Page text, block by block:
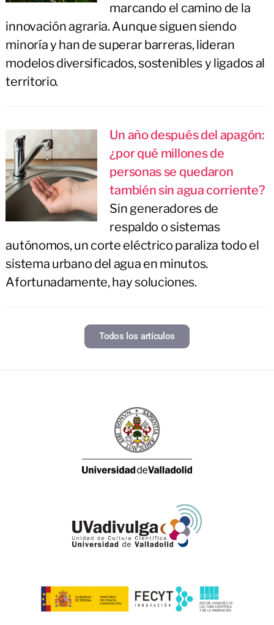
marcando el camino de la
innovación agraria. Aunque siguen siendo
minoría y han de superar barreras, lideran
modelos diversificados, sostenibles y ligados al
territorio.
Un año después del apagón:
¿por qué millones de
personas se quedaron
también sin agua corriente?
Sin generadores de
respaldo o sistemas
autónomos, un corte eléctrico paraliza todo el
sistema urbano del agua en minutos.
Afortunadamente, hay soluciones.
Todos los artículos